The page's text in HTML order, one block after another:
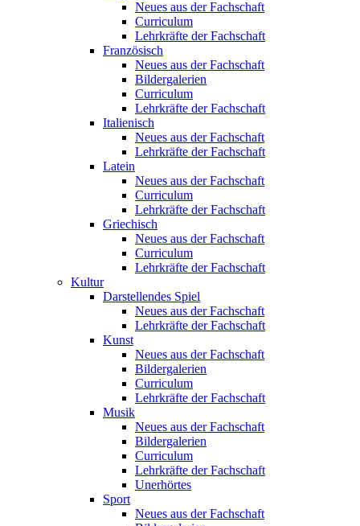
Neues aus der Fachschaft
Curriculum
Lehrkräfte der Fachschaft
Französisch
Neues aus der Fachschaft
Bildergalerien
Curriculum
Lehrkräfte der Fachschaft
Italienisch
Neues aus der Fachschaft
Lehrkräfte der Fachschaft
Latein
Neues aus der Fachschaft
Curriculum
Lehrkräfte der Fachschaft
Griechisch
Neues aus der Fachschaft
Curriculum
Lehrkräfte der Fachschaft
Kultur
Darstellendes Spiel
Neues aus der Fachschaft
Lehrkräfte der Fachschaft
Kunst
Neues aus der Fachschaft
Bildergalerien
Curriculum
Lehrkräfte der Fachschaft
Musik
Neues aus der Fachschaft
Bildergalerien
Curriculum
Lehrkräfte der Fachschaft
Unerhörtes
Sport
Neues aus der Fachschaft